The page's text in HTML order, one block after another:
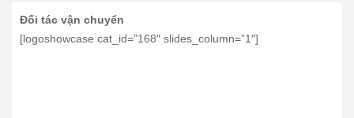
Đối tác vận chuyển
[logoshowcase cat_id=”168″ slides_column=”1″]